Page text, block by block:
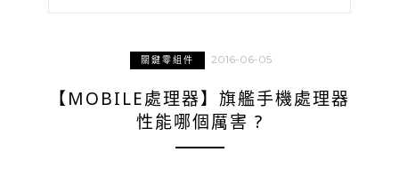
關鍵零組件 2016-06-05
【MOBILE處理器】旗艦手機處理器
性能哪個厲害 ?